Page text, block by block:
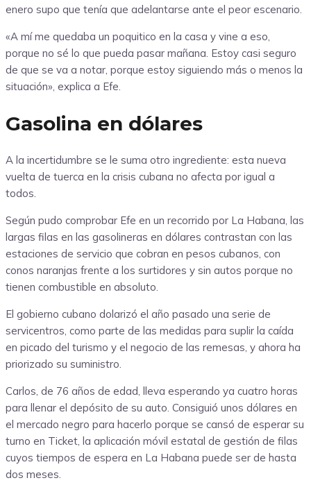
enero supo que tenía que adelantarse ante el peor escenario.
«A mí me quedaba un poquitico en la casa y vine a eso,
porque no sé lo que pueda pasar mañana. Estoy casi seguro
de que se va a notar, porque estoy siguiendo más o menos la
situación», explica a Efe.
Gasolina en dólares
A la incertidumbre se le suma otro ingrediente: esta nueva
vuelta de tuerca en la crisis cubana no afecta por igual a
todos.
Según pudo comprobar Efe en un recorrido por La Habana, las
largas filas en las gasolineras en dólares contrastan con las
estaciones de servicio que cobran en pesos cubanos, con
conos naranjas frente a los surtidores y sin autos porque no
tienen combustible en absoluto.
El gobierno cubano dolarizó el año pasado una serie de
servicentros, como parte de las medidas para suplir la caída
en picado del turismo y el negocio de las remesas, y ahora ha
priorizado su suministro.
Carlos, de 76 años de edad, lleva esperando ya cuatro horas
para llenar el depósito de su auto. Consiguió unos dólares en
el mercado negro para hacerlo porque se cansó de esperar su
turno en Ticket, la aplicación móvil estatal de gestión de filas
cuyos tiempos de espera en La Habana puede ser de hasta
dos meses.